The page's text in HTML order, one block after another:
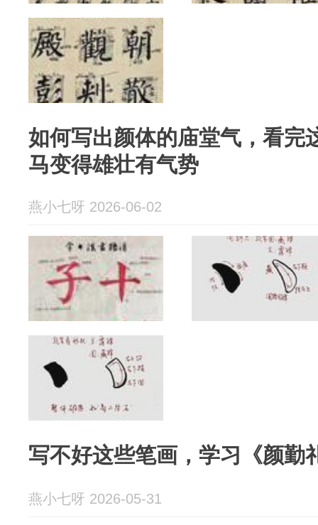
如何写出颜体的庙堂气，看完
马变得雄壮有气势
燕小七呀 2026-06-02
写不好这些笔画，学习《颜勤
燕小七呀 2026-05-31